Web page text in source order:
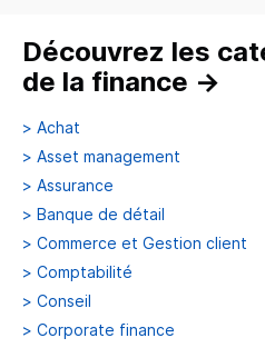
Découvrez les
de la finance →
> Achat
> Asset management
> Assurance
> Banque de détail
> Commerce et Gestion client
> Comptabilité
> Conseil
> Corporate finance